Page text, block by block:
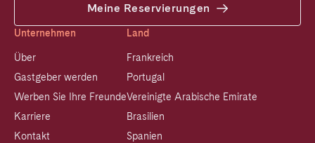
Meine Reservierungen
Unternehmen
Über
Gastgeber werden
Werben Sie Ihre Freunde
Karriere
Kontakt
Land
Frankreich
Portugal
Vereinigte Arabische Emirate
Brasilien
Spanien